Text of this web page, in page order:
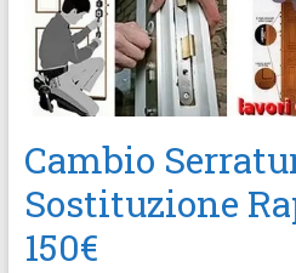
Cambio
Sostituzione
150€